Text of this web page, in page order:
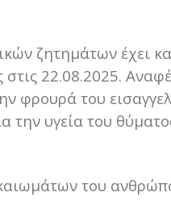
ζητημάτων έχει
22.08.2025.
φρουρά του
την υγεία του
του